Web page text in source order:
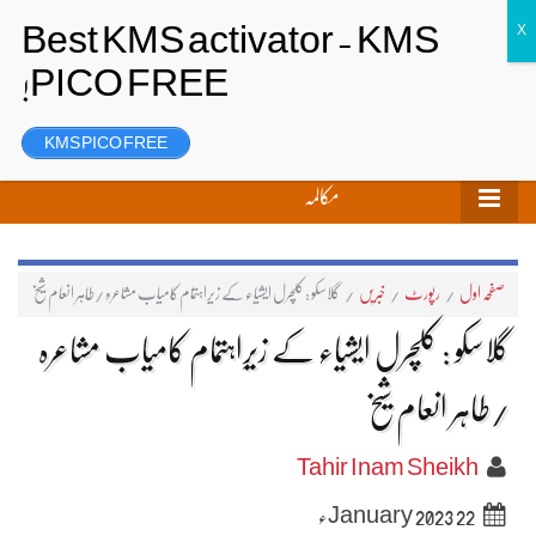
رجسٹر
مکالمہ
صفحہ اول / رپورٹ / خبریں / گلاسکو : کلچرل ایشیاء کے زیرِاہتمام کامیاب مشاعرہ /طاہر انعام شیخ
گلاسکو : کلچرل ایشیاء کے زیرِاہتمام کامیاب مشاعرہ
/طاہر انعام شیخ
Tahir Inam Sheikh
22 January 2023ء
KMS PICO FREE